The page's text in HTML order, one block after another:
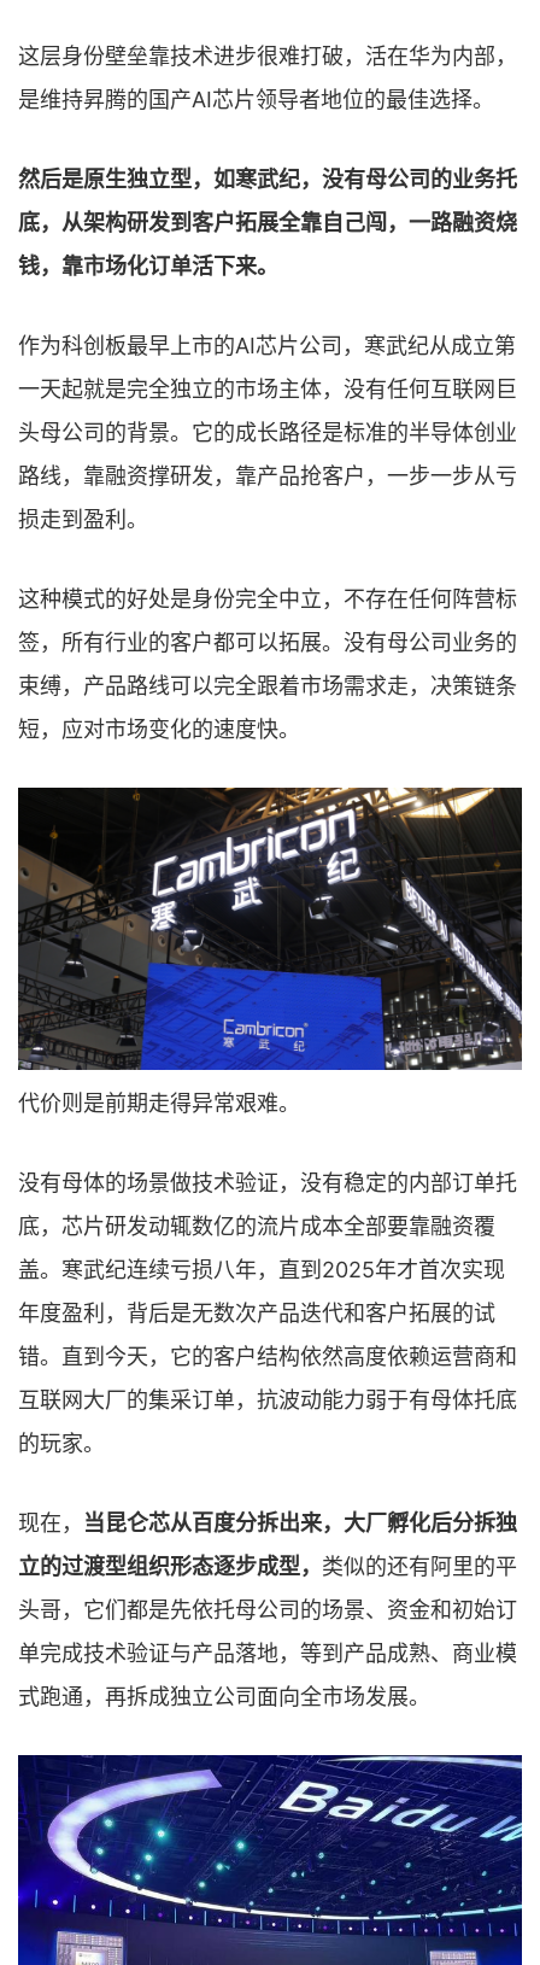
这层身份壁垒靠技术进步很难打破，活在华为内部，
是维持昇腾的国产AI芯片领导者地位的最佳选择。
然后是原生独立型，如寒武纪，没有母公司的业务托
底，从架构研发到客户拓展全靠自己闯，一路融资烧
钱，靠市场化订单活下来。
作为科创板最早上市的AI芯片公司，寒武纪从成立第
一天起就是完全独立的市场主体，没有任何互联网巨
头母公司的背景。它的成长路径是标准的半导体创业
路线，靠融资撑研发，靠产品抢客户，一步一步从亏
损走到盈利。
这种模式的好处是身份完全中立，不存在任何阵营标
签，所有行业的客户都可以拓展。没有母公司业务的
束缚，产品路线可以完全跟着市场需求走，决策链条
短，应对市场变化的速度快。
代价则是前期走得异常艰难。
没有母体的场景做技术验证，没有稳定的内部订单托
底，芯片研发动辄数亿的流片成本全部要靠融资覆
盖。寒武纪连续亏损八年，直到2025年才首次实现
年度盈利，背后是无数次产品迭代和客户拓展的试
错。直到今天，它的客户结构依然高度依赖运营商和
互联网大厂的集采订单，抗波动能力弱于有母体托底
的玩家。
现在， 当昆仑芯从百度分拆出来，大厂孵化后分拆独
立的过渡型组织形态逐步成型， 类似的还有阿里的平
头哥，它们都是先依托母公司的场景、资金和初始订
单完成技术验证与产品落地，等到产品成熟、商业模
式跑通，再拆成独立公司面向全市场发展。